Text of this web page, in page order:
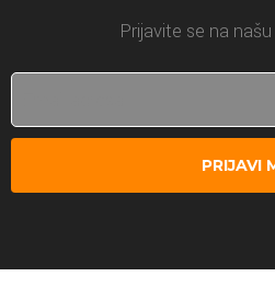
Prijavite se na
PRIJAVI